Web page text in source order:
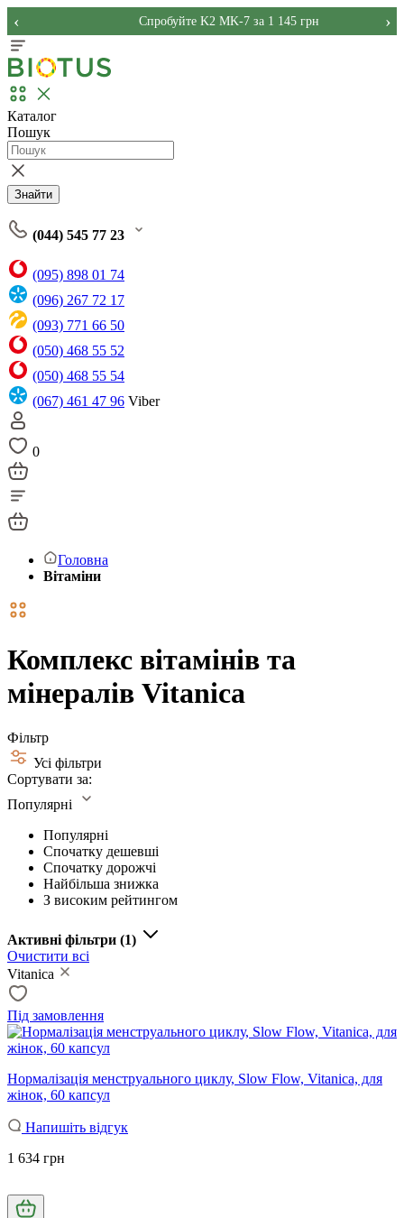
Спробуйте K2 MK-7 за 1 145 грн
‹ ›
Каталог
Пошук
Знайти
(044) 545 77 23
(095) 898 01 74
(096) 267 72 17
(093) 771 66 50
(050) 468 55 52
(050) 468 55 54
(067) 461 47 96 Viber
0
Головна
Вітаміни
Комплекс вітамінів та
мінералів Vitanica
Фільтр
Усі фільтри
Сортувати за:
Популярні
Популярні
Спочатку дешевші
Спочатку дорожчі
Найбільша знижка
З високим рейтингом
Активні фільтри (1)
Очистити всі
Vitanica
Під замовлення
Нормалізація менструального циклу, Slow Flow, Vitanica, для
жінок, 60 капсул
Напишіть відгук
1 634 грн